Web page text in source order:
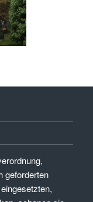
geforderten